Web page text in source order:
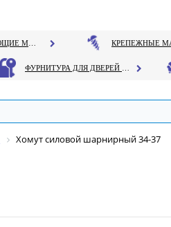
Хомут силовой шарнирный 34-37